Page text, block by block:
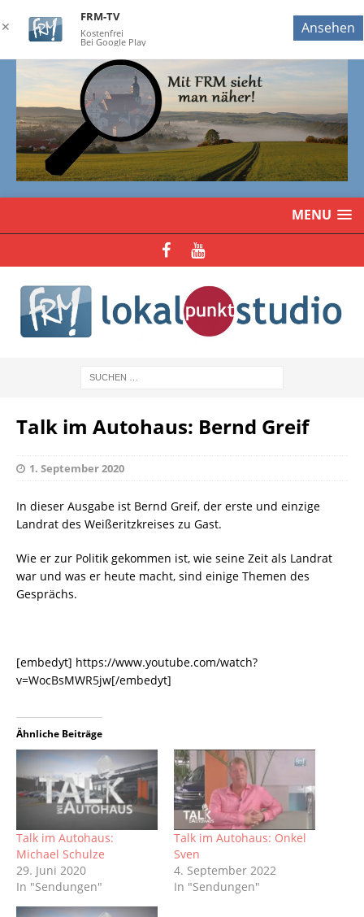
MENU
Talk im Autohaus: Bernd Greif
1. September 2020
In dieser Ausgabe ist Bernd Greif, der erste und einzige
Landrat des Weißeritzkreises zu Gast.
Wie er zur Politik gekommen ist, wie seine Zeit als Landrat
war und was er heute macht, sind einige Themen des
Gesprächs.
[embedyt] https://www.youtube.com/watch?
v=WocBsMWR5jw[/embedyt]
Ähnliche Beiträge
Talk im Autohaus:
Michael Schulze
29. Juni 2020
In "Sendungen"
Talk im Autohaus: Onkel
Sven
4. September 2022
In "Sendungen"
✕
FRM-TV
Kostenfrei
Bei Google Play
Ansehen